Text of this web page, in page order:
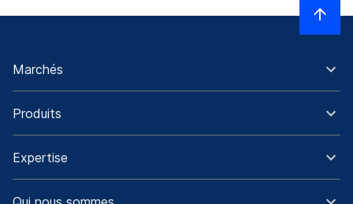
Marchés
Produits
Expertise